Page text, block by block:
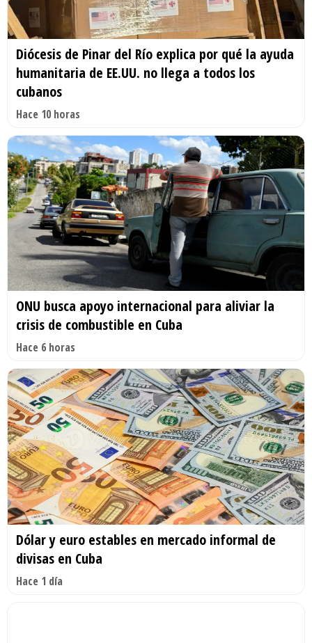
Diócesis de Pinar del Río explica por qué la ayuda
humanitaria de EE.UU. no llega a todos los
cubanos
Hace 10 horas
ONU busca apoyo internacional para aliviar la
crisis de combustible en Cuba
Hace 6 horas
Dólar y euro estables en mercado informal de
divisas en Cuba
Hace 1 día